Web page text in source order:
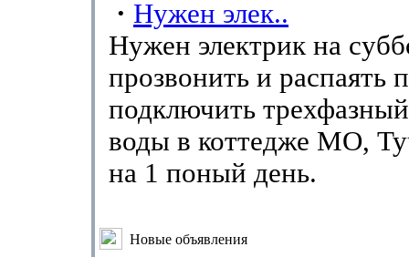
· Нужен элек..
Нужен электрик на
прозвонить и распаять
подключить трехфазный
воды в коттедже МО,
на 1 поный день.
Новые объявления